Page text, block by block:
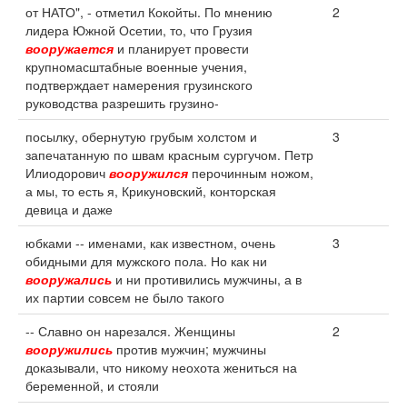
от НАТО", - отметил Кокойты. По мнению
лидера Южной Осетии, то, что Грузия
вооружается и планирует провести
крупномасштабные военные учения,
подтверждает намерения грузинского
руководства разрешить грузино-
2
посылку, обернутую грубым холстом и
запечатанную по швам красным сургучом. Петр
Илиодорович вооружился перочинным ножом,
а мы, то есть я, Крикуновский, конторская
девица и даже
3
юбками -- именами, как известном, очень
обидными для мужского пола. Но как ни
вооружались и ни противились мужчины, а в
их партии совсем не было такого
3
-- Славно он нарезался. Женщины
вооружились против мужчин; мужчины
доказывали, что никому неохота жениться на
беременной, и стояли
2